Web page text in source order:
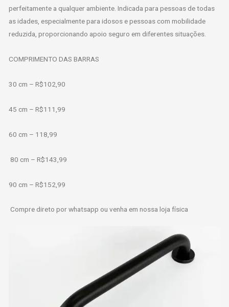
perfeitamente a qualquer ambiente. Indicada para pessoas de todas
as idades, especialmente para idosos e pessoas com mobilidade
reduzida, proporcionando apoio seguro em diferentes situações.
COMPRIMENTO DAS BARRAS
30 cm – R$102,90
45 cm – R$111,99
60 cm – 118,99
80 cm – R$143,99
90 cm – R$152,99
Compre direto por whatsapp ou venha em nossa loja física